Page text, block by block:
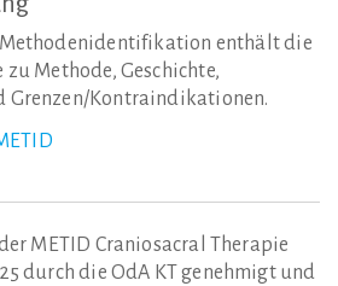
Methodenidentifikation enthält die
Methode, Geschichte,
Grenzen/Kontraindikationen.
METID Craniosacral Therapie
durch die OdA KT genehmigt und